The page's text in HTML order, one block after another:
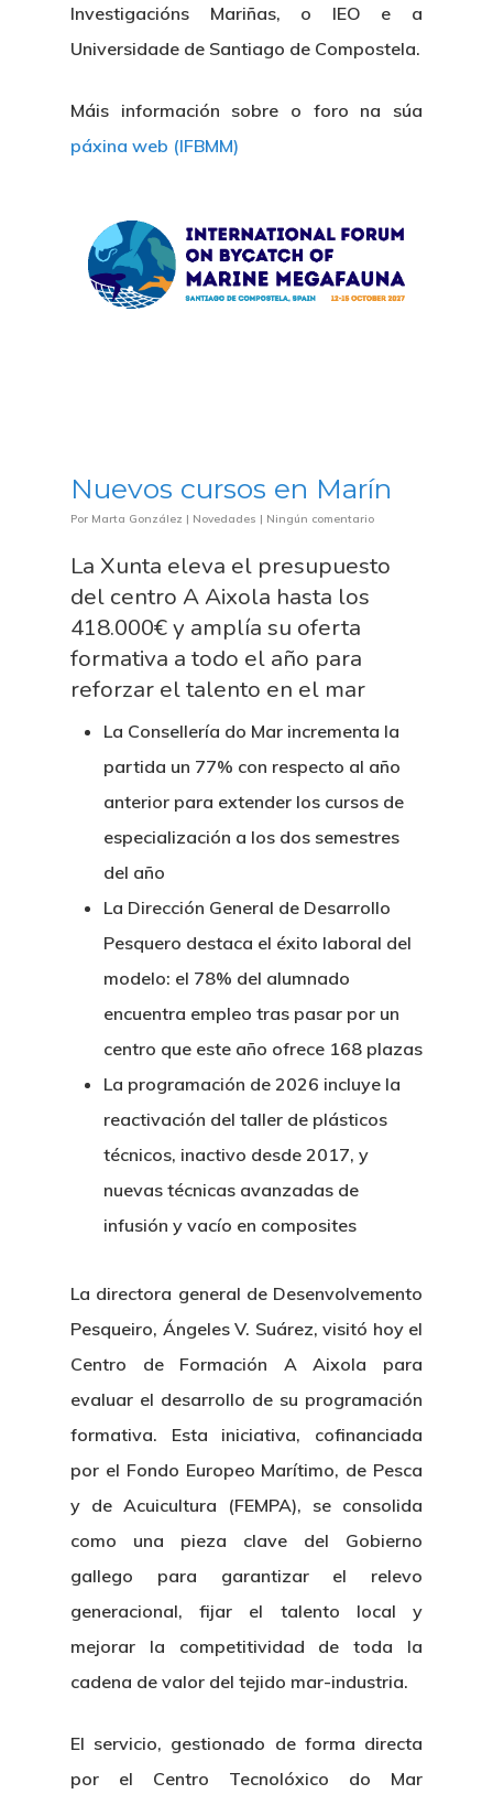
Investigacións Mariñas, o IEO e a
Universidade de Santiago de Compostela.
Máis información sobre o foro na súa
páxina web (IFBMM)
Nuevos cursos en Marín
Por Marta González | Novedades | Ningún comentario
La Xunta eleva el presupuesto
del centro A Aixola hasta los
418.000€ y amplía su oferta
formativa a todo el año para
reforzar el talento en el mar
La Consellería do Mar incrementa la
partida un 77% con respecto al año
anterior para extender los cursos de
especialización a los dos semestres
del año
La Dirección General de Desarrollo
Pesquero destaca el éxito laboral del
modelo: el 78% del alumnado
encuentra empleo tras pasar por un
centro que este año ofrece 168 plazas
La programación de 2026 incluye la
reactivación del taller de plásticos
técnicos, inactivo desde 2017, y
nuevas técnicas avanzadas de
infusión y vacío en composites
La directora general de Desenvolvemento
Pesqueiro, Ángeles V. Suárez, visitó hoy el
Centro de Formación A Aixola para
evaluar el desarrollo de su programación
formativa. Esta iniciativa, cofinanciada
por el Fondo Europeo Marítimo, de Pesca
y de Acuicultura (FEMPA), se consolida
como una pieza clave del Gobierno
gallego para garantizar el relevo
generacional, fijar el talento local y
mejorar la competitividad de toda la
cadena de valor del tejido mar-industria.
El servicio, gestionado de forma directa
por el Centro Tecnolóxico do Mar
Nosotros
Organización
Directorio De Personal
Patronato
Identidad Corporativa
Corporativa
Novedades
Actualidad
Proyectos
Publicaciones
Memoria
Centro De
Contratación
Empleo